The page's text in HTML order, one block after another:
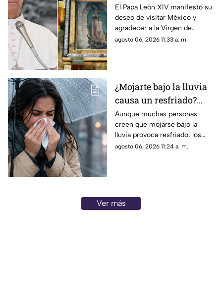
sobre la posible visita
de León XIV
El Papa León XIV manifestó su
deseo de visitar México y
agradecer a la Virgen de
Guadalupe, aunque su agenda
agosto 06, 2026 11:33 a. m.
¿Mojarte bajo la lluvia
causa un resfriado?
Conoce la respuesta
Aunque muchas personas
creen que mojarse bajo la
lluvia provoca resfriado, los
especialistas explican qué
agosto 06, 2026 11:24 a. m.
Ver más